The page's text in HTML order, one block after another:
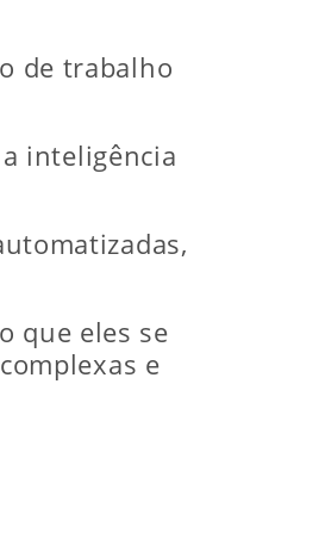
de trabalho
inteligência
que eles se
e